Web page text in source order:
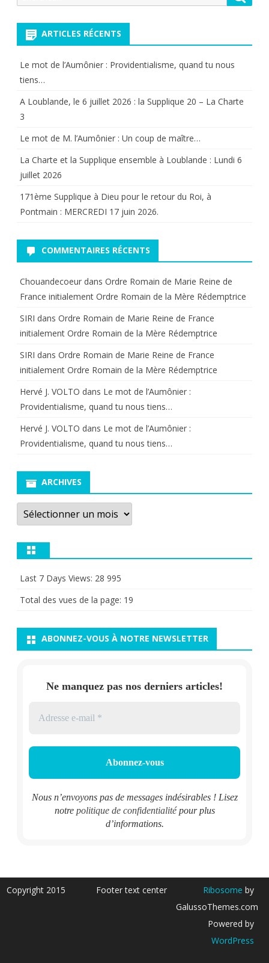
pour:
ARTICLES RÉCENTS
Le mot de l’Aumônier : Providentialisme, quand tu nous
tiens…
A Loublande, le 6 juillet 2026 : la Supplique 20 – La Charte
3
Le mot de M. l’Aumônier : Un coup de maître…
La Charte et la Supplique ensemble à Loublande : Lundi 6
juillet 2026
171ème Supplique à Dieu pour le retour du Roi, à
Pontmain : MERCREDI 17 juin 2026.
COMMENTAIRES RÉCENTS
Chouandecoeur dans Ordre Romain de Marie Reine de
France initialement Ordre Romain de la Mère Rédemptrice
SIRI dans Ordre Romain de Marie Reine de France
initialement Ordre Romain de la Mère Rédemptrice
SIRI dans Ordre Romain de Marie Reine de France
initialement Ordre Romain de la Mère Rédemptrice
Hervé J. VOLTO dans Le mot de l’Aumônier :
Providentialisme, quand tu nous tiens…
Hervé J. VOLTO dans Le mot de l’Aumônier :
Providentialisme, quand tu nous tiens…
ARCHIVES
Archives
Last 7 Days Views: 28 995
Total des vues de la page: 19
ABONNEZ-VOUS À NOTRE NEWSLETTER
Ne manquez pas nos derniers articles!
Nous n’envoyons pas de messages indésirables ! Lisez
notre politique de confidentialitépour plus
d’informations.
Copyright 2015 Footer text center Ribosome by
GalussoThemes.com
Powered by
WordPress